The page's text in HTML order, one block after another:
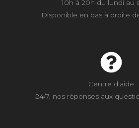
10h à 20h du lundi au
Disponible en bas à droite
Centre d'aide
24/7, nos réponses aux